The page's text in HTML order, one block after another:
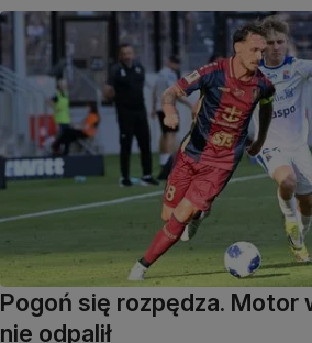
Pogoń się rozpędza. Motor
nie odpalił